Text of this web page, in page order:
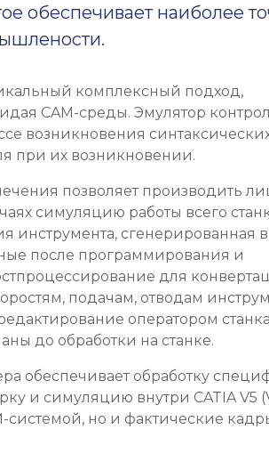
обеспечивает наиболее
комплексный подход,
CAM-среды. Эмулятор
возникновения
при их возникновении.
позволяет производить
симуляцию работы всего
инструмента, сгенерированная в
после программирования и
для
подачам, отводам
оператором
до обработки на станке.
обеспечивает обработку
и симуляцию внутри CATIA V5
системой, но и фактические